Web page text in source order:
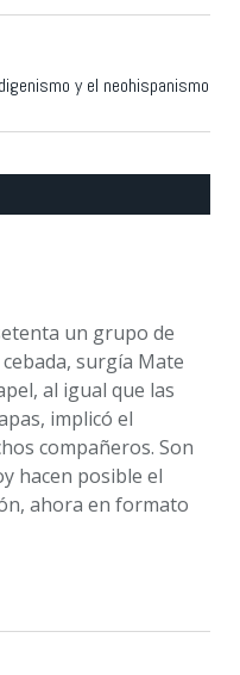
y el neohispanismo
un grupo de
surgía Mate
al igual que las
implicó el
compañeros. Son
hacen posible el
ahora en formato